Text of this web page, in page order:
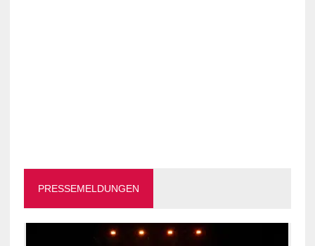
PRESSEMELDUNGEN